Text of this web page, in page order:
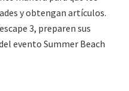
y obtengan artículos.
3, preparen sus
evento Summer Beach